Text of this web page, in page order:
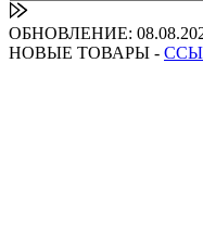
ОБНОВЛЕНИЕ:
НОВЫЕ ТОВАРЫ -